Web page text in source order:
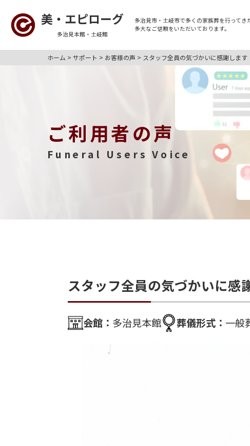
美・エピローグ
多治見本館・土岐館
多治見市・土岐市で多くの家族葬を行ってき
多大なご信頼をいただいております。
ホーム > サポート > お客様の声 > スタッフ全員の気づかいに感謝します
ご利用者の声
Funeral Users Voice
スタッフ全員の気づかいに感
会館： 多治見本館 葬儀形式： 一般